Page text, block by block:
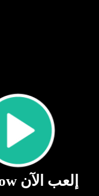
إلعب الآن Play Now